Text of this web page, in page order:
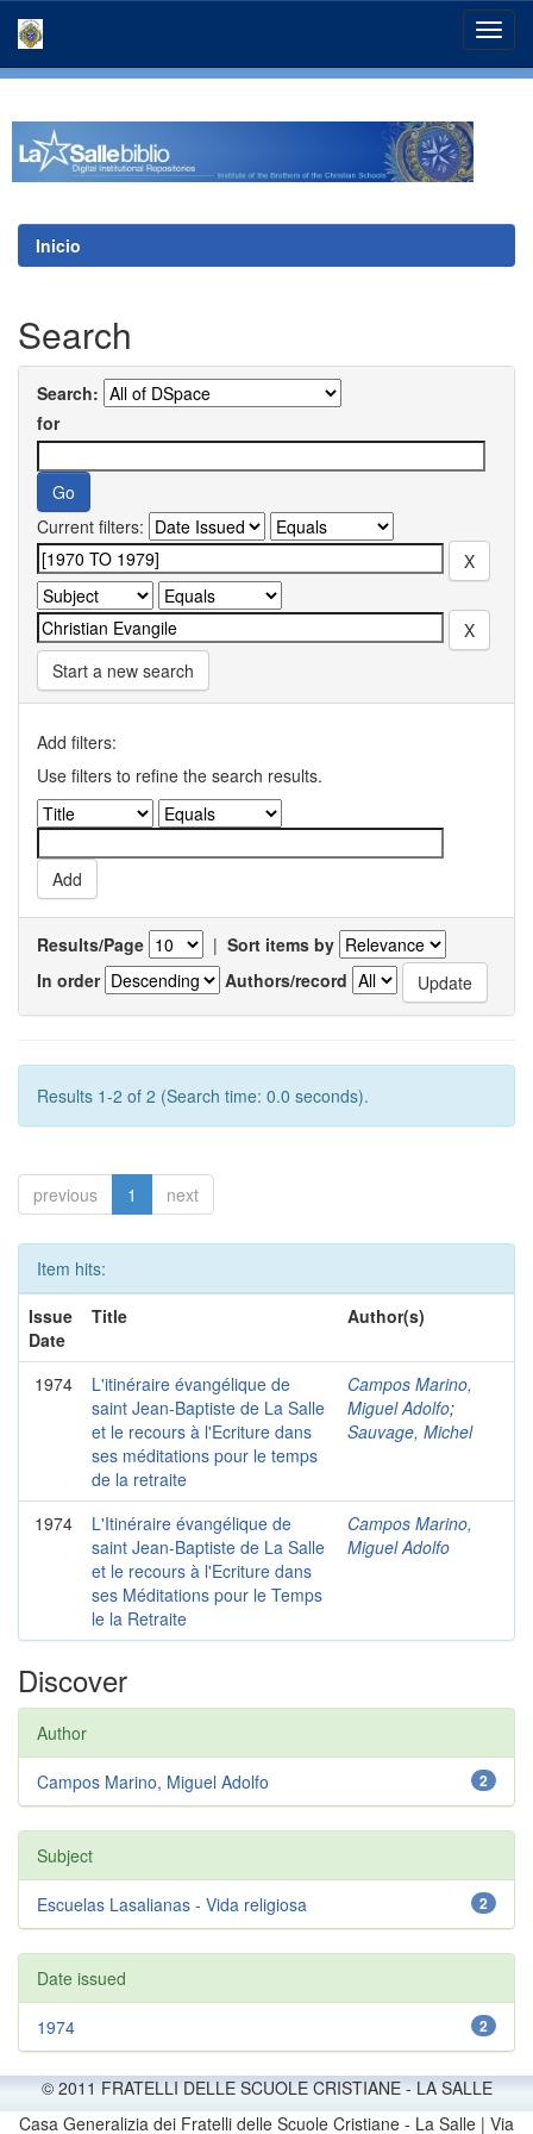
Inicio
Search
Search:
for
Current filters:
Start a new search
Add filters:
Use filters to refine the search results.
Results/Page | Sort items by
In order
Authors/record
Results 1-2 of 2 (Search time: 0.0 seconds).
previous 1 next
Item hits:
Issue
Date
Title Author(s)
1974
L'itinéraire évangélique de
saint Jean-Baptiste de La Salle
et le recours à l'Ecriture dans
ses méditations pour le temps
de la retraite
Campos Marino,
Miguel Adolfo;
Sauvage, Michel
1974
L'Itinéraire évangélique de
saint Jean-Baptiste de La Salle
et le recours à l'Ecriture dans
ses Méditations pour le Temps
le la Retraite
Campos Marino,
Miguel Adolfo
Discover
Author
2
Campos Marino, Miguel Adolfo
Subject
2
Escuelas Lasalianas - Vida religiosa
Date issued
2
1974
© 2011 FRATELLI DELLE SCUOLE CRISTIANE - LA SALLE
Casa Generalizia dei Fratelli delle Scuole Cristiane - La Salle | Via